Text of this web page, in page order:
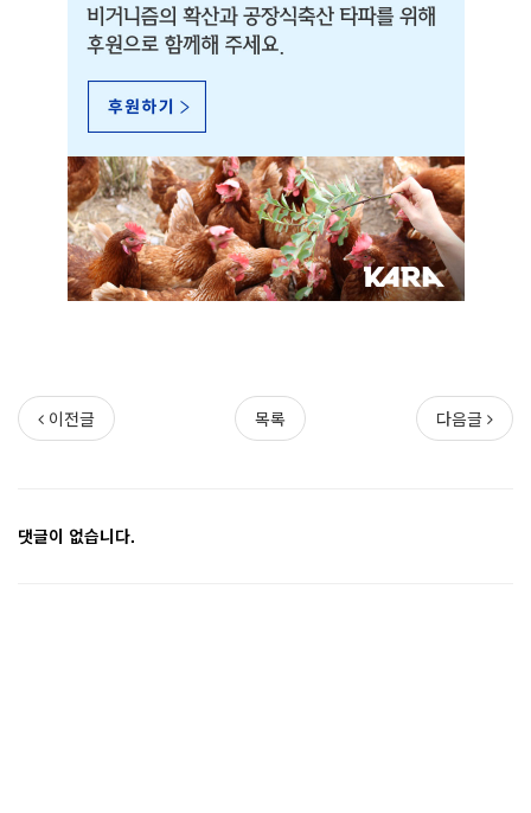
이전글 목록 다음글
댓글이 없습니다.